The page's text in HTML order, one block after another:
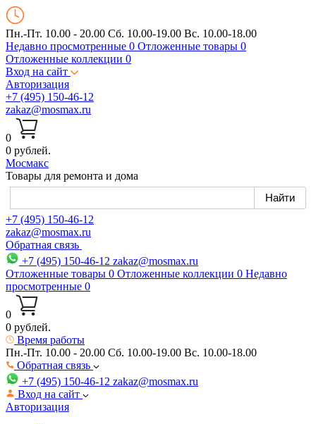
Пн.-Пт. 10.00 - 20.00 Сб. 10.00-19.00 Вс. 10.00-18.00
Недавно просмотренные 0 Отложенные товары 0
Отложенные коллекции 0
Вход на сайт
Авторизация
+7 (495) 150-46-12
zakaz@mosmax.ru
0
0 рублей.
Мосмакс
Товары для ремонта и дома
+7 (495) 150-46-12
zakaz@mosmax.ru
Обратная связь
+7 (495) 150-46-12 zakaz@mosmax.ru
Отложенные товары 0 Отложенные коллекции 0 Недавно
просмотренные 0
0
0 рублей.
Время работы
Пн.-Пт. 10.00 - 20.00 Сб. 10.00-19.00 Вс. 10.00-18.00
Обратная связь
+7 (495) 150-46-12 zakaz@mosmax.ru
Вход на сайт
Авторизация